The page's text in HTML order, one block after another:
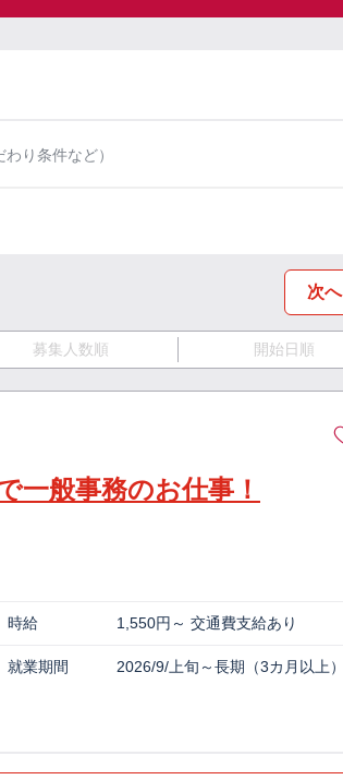
り条件など）
次へ
募集人数順 開始日順
一般事務のお仕事！
時給 1,550円～ 交通費支給あり
就業期間 2026/9/上旬～長期（3カ月以上）